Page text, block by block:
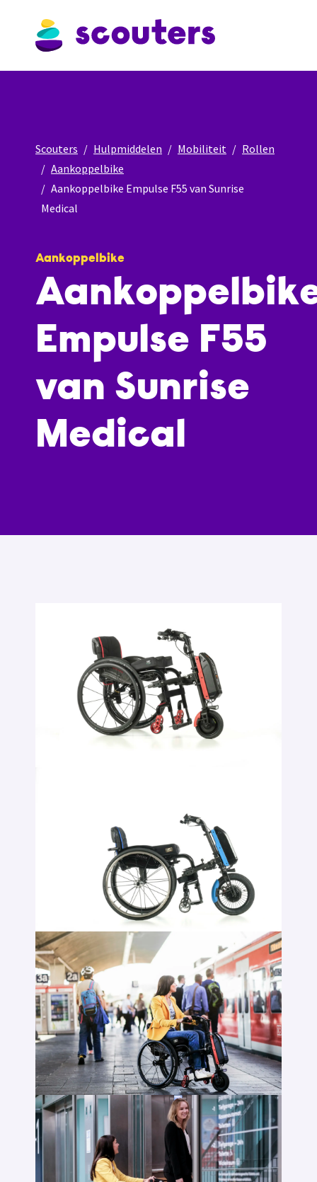
Scouters Hulpmiddelen Mobiliteit
Rollen
Aankoppelbike
Aankoppelbike Empulse F55 van Sunrise
Medical
Aankoppelbike
Empulse F55
van Sunrise
Medical